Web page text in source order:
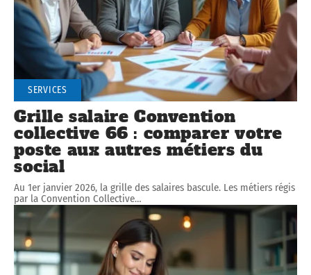
SERVICES
Grille salaire Convention
collective 66 : comparer votre
poste aux autres métiers du
social
Au 1er janvier 2026, la grille des salaires bascule. Les métiers régis
par la Convention Collective…